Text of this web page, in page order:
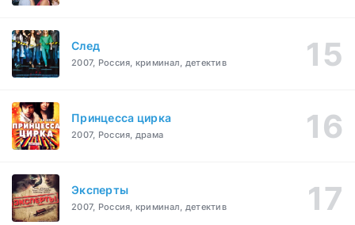
След
2007, Россия, криминал, детектив
Принцесса цирка
2007, Россия, драма
Эксперты
2007, Россия, криминал, детектив